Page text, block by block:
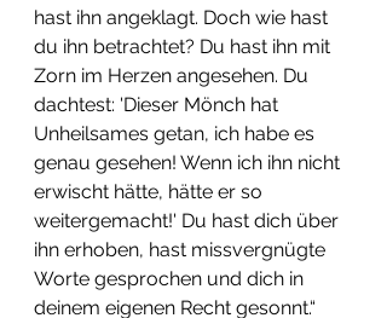
hast ihn angeklagt. Doch wie hast
du ihn betrachtet? Du hast ihn mit
Zorn im Herzen angesehen. Du
dachtest: 'Dieser Mönch hat
Unheilsames getan, ich habe es
genau gesehen! Wenn ich ihn nicht
erwischt hätte, hätte er so
weitergemacht!' Du hast dich über
ihn erhoben, hast missvergnügte
Worte gesprochen und dich in
deinem eigenen Recht gesonnt.“